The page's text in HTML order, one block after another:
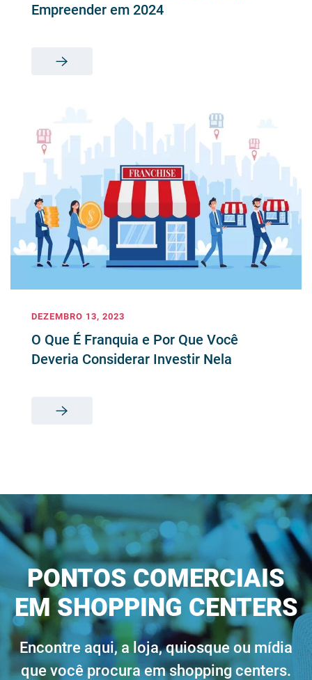
Empreender em 2024
DEZEMBRO 13, 2023
O Que É Franquia e Por Que Você
Deveria Considerar Investir Nela
PONTOS COMERCIAIS
EM SHOPPING CENTERS
Encontre aqui, a loja, quiosque ou mídia
que você procura em shopping centers.